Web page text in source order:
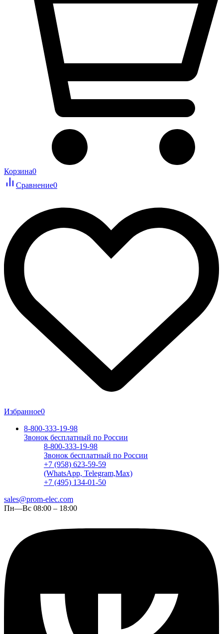
Корзина0
Сравнение0
Избранное0
8-800-333-19-98
Звонок бесплатный по России
8-800-333-19-98
Звонок бесплатный по России
+7 (958) 623-59-59
(WhatsApp, Telegram,Max)
+7 (495) 134-01-50
sales@prom-elec.com
Пн—Вс 08:00 – 18:00